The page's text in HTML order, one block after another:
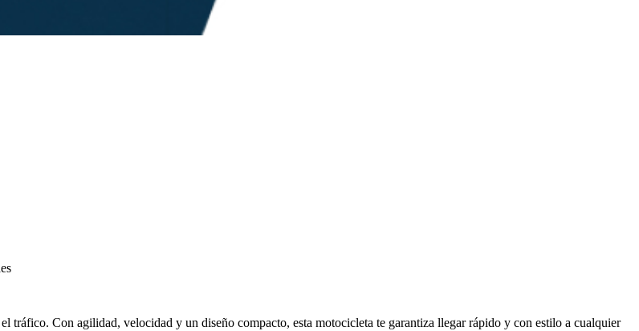
tráfico. Con agilidad, velocidad y un diseño compacto, esta motocicleta te garantiza llegar rápido y con estilo a cualquier